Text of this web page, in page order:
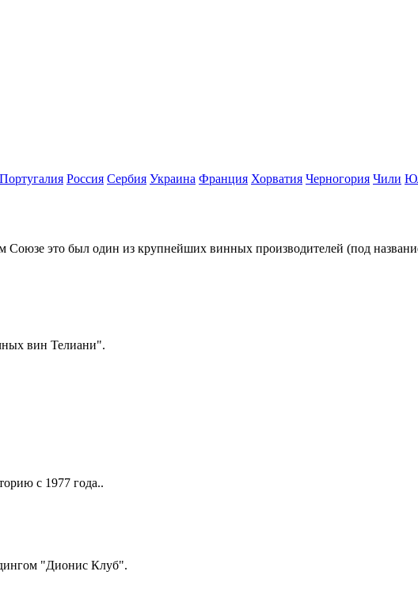
Португалия Россия Сербия Украина Франция Хорватия Черногория Чили
это был один из крупнейших винных производителей (под
вин Телиани".
с 1977 года..
"Дионис Клуб".